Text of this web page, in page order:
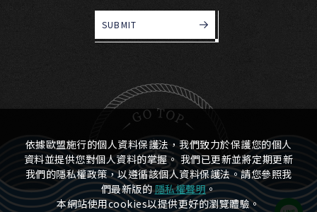
SUBMIT
依據歐盟施行的個人資料保護法，我們致力於保護您的個人
資料並提供您對個人資料的掌握。 我們已更新並將定期更新
我們的隱私權政策，以遵循該個人資料保護法。請您參照我
們最新版的隱私權聲明。
本網站使用cookies以提供更好的瀏覽體驗。